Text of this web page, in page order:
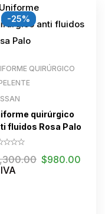
-25%
QUIRÚRGICO
quirúrgico
fluidos Rosa Palo
$980.00